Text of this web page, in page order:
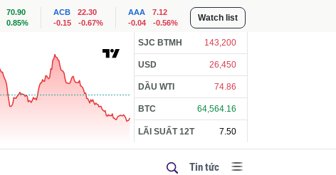
70.90
0.85%
ACB
22.30
-0.15
-0.67%
AAA
7.12
-0.04
-0.56% Watch list
SJC BTMH 143,200
USD 26,450
DẦU WTI 74.86
BTC 64,564.16
LÃI SUẤT 12T 7.50
Tin tức